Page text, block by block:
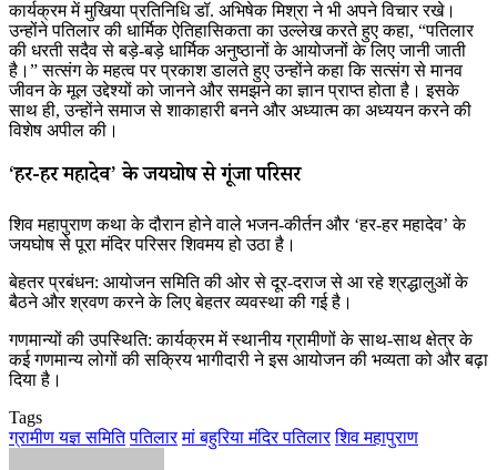
कार्यक्रम में मुखिया प्रतिनिधि डॉ. अभिषेक मिश्रा ने भी अपने विचार रखे।
उन्होंने पतिलार की धार्मिक ऐतिहासिकता का उल्लेख करते हुए कहा, “पतिलार
की धरती सदैव से बड़े-बड़े धार्मिक अनुष्ठानों के आयोजनों के लिए जानी जाती
है।” सत्संग के महत्व पर प्रकाश डालते हुए उन्होंने कहा कि सत्संग से मानव
जीवन के मूल उद्देश्यों को जानने और समझने का ज्ञान प्राप्त होता है। इसके
साथ ही, उन्होंने समाज से शाकाहारी बनने और अध्यात्म का अध्ययन करने की
विशेष अपील की।
‘हर-हर महादेव’ के जयघोष से गूंजा परिसर
शिव महापुराण कथा के दौरान होने वाले भजन-कीर्तन और ‘हर-हर महादेव’ के
जयघोष से पूरा मंदिर परिसर शिवमय हो उठा है।
बेहतर प्रबंधन: आयोजन समिति की ओर से दूर-दराज से आ रहे श्रद्धालुओं के
बैठने और श्रवण करने के लिए बेहतर व्यवस्था की गई है।
गणमान्यों की उपस्थिति: कार्यक्रम में स्थानीय ग्रामीणों के साथ-साथ क्षेत्र के
कई गणमान्य लोगों की सक्रिय भागीदारी ने इस आयोजन की भव्यता को और बढ़ा
दिया है।
Tags
ग्रामीण यज्ञ समिति पतिलार मां बहुरिया मंदिर पतिलार शिव महापुराण